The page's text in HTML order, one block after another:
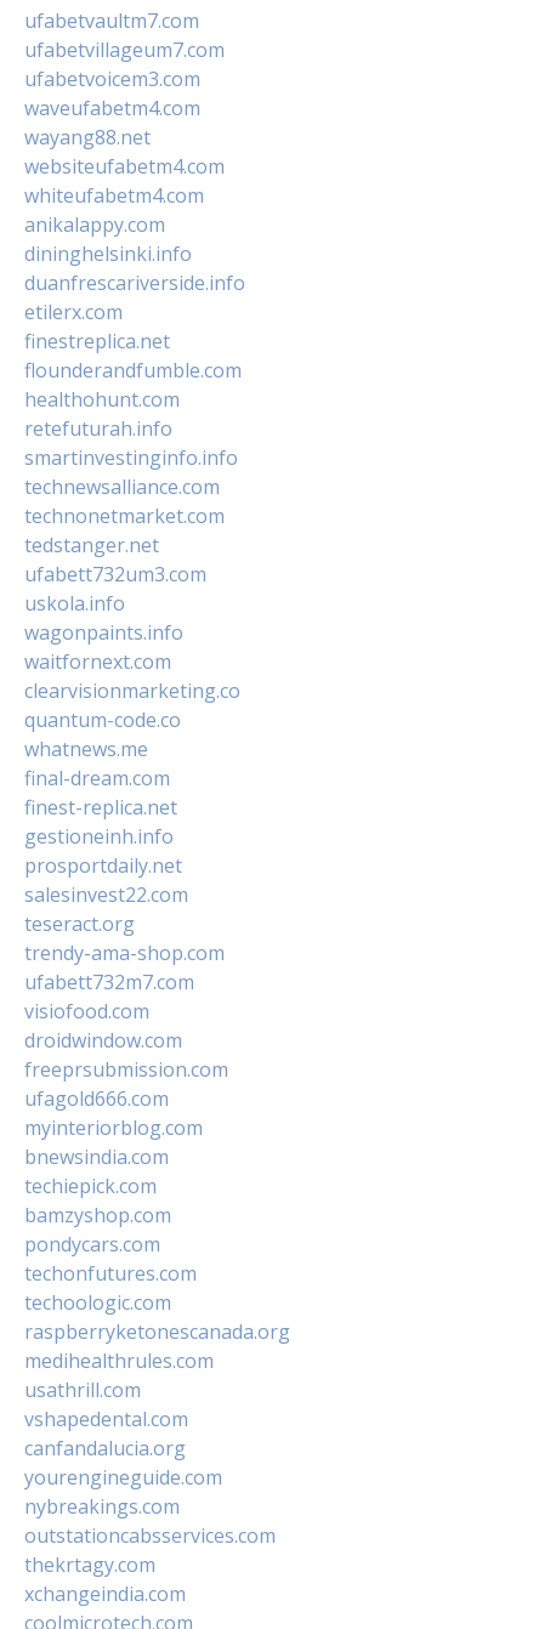
ufabetvaultm7.com
ufabetvillageum7.com
ufabetvoicem3.com
waveufabetm4.com
wayang88.net
websiteufabetm4.com
whiteufabetm4.com
anikalappy.com
dininghelsinki.info
duanfrescariverside.info
etilerx.com
finestreplica.net
flounderandfumble.com
healthohunt.com
retefuturah.info
smartinvestinginfo.info
technewsalliance.com
technonetmarket.com
tedstanger.net
ufabett732um3.com
uskola.info
wagonpaints.info
waitfornext.com
clearvisionmarketing.co
quantum-code.co
whatnews.me
final-dream.com
finest-replica.net
gestioneinh.info
prosportdaily.net
salesinvest22.com
teseract.org
trendy-ama-shop.com
ufabett732m7.com
visiofood.com
droidwindow.com
freeprsubmission.com
ufagold666.com
myinteriorblog.com
bnewsindia.com
techiepick.com
bamzyshop.com
pondycars.com
techonfutures.com
techoologic.com
raspberryketonescanada.org
medihealthrules.com
usathrill.com
vshapedental.com
canfandalucia.org
yourengineguide.com
nybreakings.com
outstationcabsservices.com
thekrtagy.com
xchangeindia.com
coolmicrotech.com